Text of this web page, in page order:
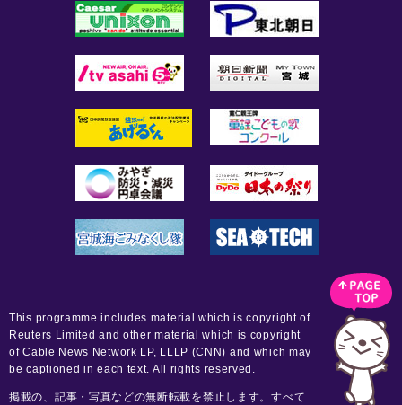
This programme includes material which is copyright of
Reuters Limited and other material which is copyright
of Cable News Network LP, LLLP (CNN) and which may
be captioned in each text. All rights reserved.
掲載の、記事・写真などの無断転載を禁止します。すべて